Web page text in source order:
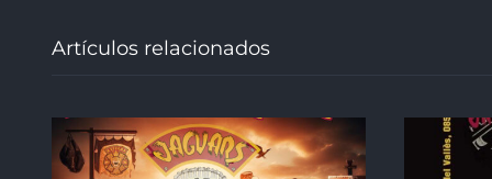
Artículos relacionados